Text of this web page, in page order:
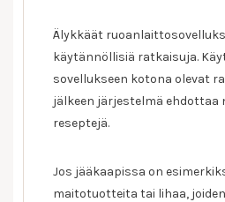
Älykkäät
käytännöllisiä ratkaisuja.
sovellukseen kotona olevat
jälkeen järjestelmä ehdottaa
reseptejä.
Jos jääkaapissa on
maitotuotteita tai lihaa,